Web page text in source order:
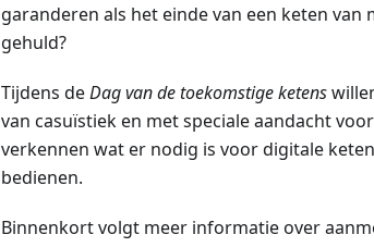
garanderen als het einde van een keten van
gehuld?
Tijdens deDag van de toekomstige ketens
van casuïstiek en met speciale aandacht
verkennen wat er nodig is voor digitale
bedienen.
Binnenkort volgt meer informatie over